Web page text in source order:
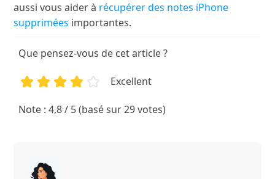
aussi vous aider à récupérer des notes iPhone
supprimées importantes.
Que pensez-vous de cet article ?
1 3 4
Excellent
Note : 4,8 / 5 (basé sur 29 votes)